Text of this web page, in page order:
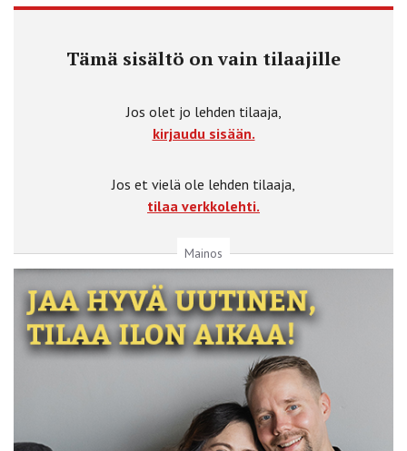
Tämä sisältö on vain tilaajille
Jos olet jo lehden tilaaja,
kirjaudu sisään.
Jos et vielä ole lehden tilaaja,
tilaa verkkolehti.
Mainos